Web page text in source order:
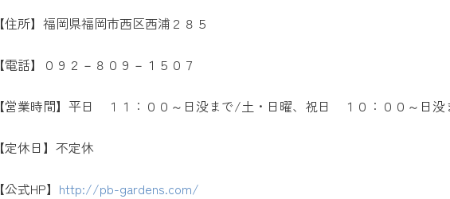
【住所】福岡県福岡市西区西浦２８５
【電話】０９２－８０９－１５０７
【営業時間】平日 １１：００～日没まで/土・日曜、祝日 １０：００～日没
【定休日】不定休
【公式HP】 http://pb-gardens.com/